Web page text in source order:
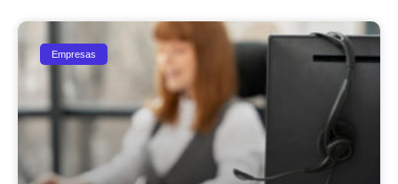
Empresas